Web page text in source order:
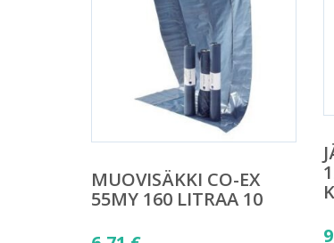
MUOVISÄKKI CO-EX
55MY 160 LITRAA 10